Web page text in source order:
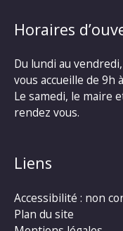
Horaires
Du lundi au
vous accueille de 9h
Le samedi, le maire
rendez vous.
Liens
Accessibilité : non
Plan du site